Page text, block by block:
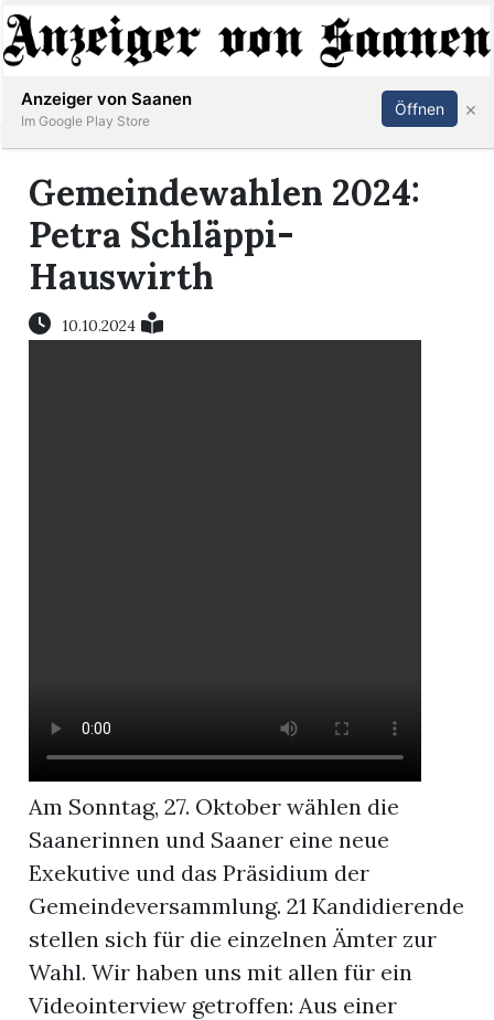
Events
Abonnieren Anmelden
Gemeindewahlen 2024:
Petra Schläppi-
Hauswirth
10.10.2024
Am Sonntag, 27. Oktober wählen die
Saanerinnen und Saaner eine neue
Exekutive und das Präsidium der
Gemeindeversammlung. 21 Kandidierende
stellen sich für die einzelnen Ämter zur
Wahl. Wir haben uns mit allen für ein
Videointerview getroffen: Aus einer
Anzeiger von Saanen
Im Google Play Store
Öffnen ×